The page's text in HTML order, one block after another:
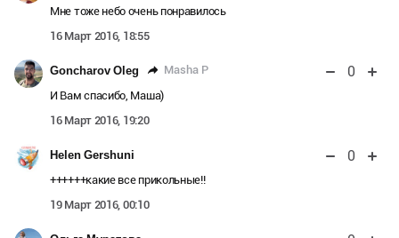
Мне тоже небо очень понравилось
16 Март 2016, 18:55
Goncharov Oleg Masha P 0
И Вам спасибо, Маша)
16 Март 2016, 19:20
Helen Gershuni 0
++++++какие все прикольные!!
19 Март 2016, 00:10